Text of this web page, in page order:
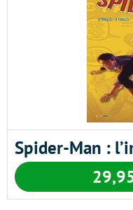
Spider-Man :